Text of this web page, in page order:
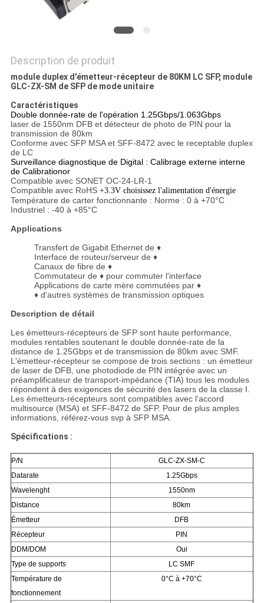
POLITIQUE
DE
CONFIDENTIALITÉ
Description de produit
module duplex d'émetteur-récepteur de 80KM LC SFP, module
GLC-ZX-SM de SFP de mode unitaire
Caractéristiques
Double donnée-rate de l'opération 1.25Gbps/1.063Gbps
laser de 1550nm DFB et détecteur de photo de PIN pour la
transmission de 80km
Conforme avec SFP MSA et SFF-8472 avec le receptable duplex
de LC
Surveillance diagnostique de Digital : Calibrage externe interne
de Calibrationor
Compatible avec SONET OC-24-LR-1
Compatible avec RoHS+3.3V choisissez l'alimentation d'énergie
Température de carter fonctionnante : Norme : 0 à +70°C
Industriel : -40 à +85°C
Applications
Transfertde Gigabit Ethernet de ♦
Interface de routeur/serveur de ♦
Canauxde fibre de ♦
Commutateurde ♦ pour commuter l'interface
Applicationsde carte mère commutées par ♦
♦d'autres systèmes de transmission optiques
Description de détail
Les émetteurs-récepteurs de SFP sont haute performance,
modules rentables soutenant le double donnée-rate de la
distance de 1.25Gbps et de transmission de 80km avec SMF.
L'émetteur-récepteur se compose de trois sections : un émetteur
de laser de DFB, une photodiode de PIN intégrée avec un
préamplificateur de transport-impédance (TIA) tous les modules
répondent à des exigences de sécurité des lasers de la classe I.
Les émetteurs-récepteurs sont compatibles avec l'accord
multisource (MSA) et SFF-8472 de SFP. Pour de plus amples
informations, référez-vous svp à SFP MSA.
Spécifications :
P/N
GLC-ZX-SM-C
Datarate
1.25Gbps
Wavelenght
1550nm
Distance
80km
Émetteur
DFB
Récepteur
PIN
DDM/DOM
Oui
Type de supports
LC SMF
Température de
fonctionnement
0°C à +70°C